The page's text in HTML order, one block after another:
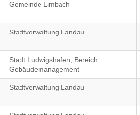
Gemeinde Limbach_
Stadtverwaltung Landau
Stadt Ludwigshafen, Bereich
Gebäudemanagement
Stadtverwaltung Landau